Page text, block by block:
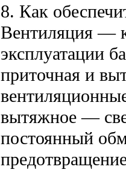
8. Как
Вентиляция —
эксплуатации
приточная и
вытяжное —
постоянный